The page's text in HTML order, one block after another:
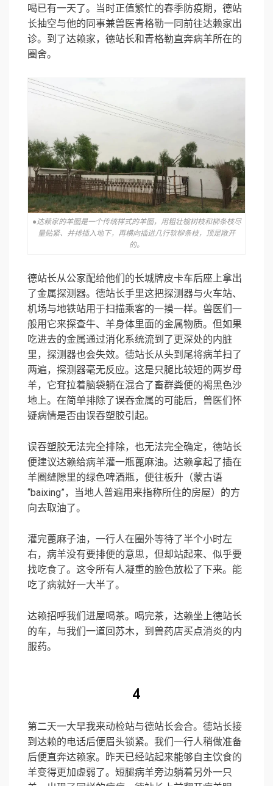
喝已有一天了。当时正值繁忙的春季防疫期，德站
长抽空与他的同事兼兽医青格勒一同前往达赖家出
诊。到了达赖家，德站长和青格勒直奔病羊所在的
圈舍。
●达赖家的羊圈是一个传统样式的羊圈，用粗壮榆树枝和柳条枝尽
量贴紧、并排插入地下，再横向插进几行软柳条枝，顶是敞开
的。
德站长从公家配给他们的长城牌皮卡车后座上拿出
了金属探测器。德站长手里这把探测器与火车站、
机场与地铁站用于扫描乘客的一摸一样。兽医们一
般用它来探查牛、羊身体里面的金属物质。但如果
吃进去的金属通过消化系统流到了更深处的内脏
里，探测器也会失效。德站长从头到尾将病羊扫了
两遍，探测器毫无反应。这是只腿比较短的两岁母
羊，它耷拉着脑袋躺在混合了畜群粪便的褐黑色沙
地上。在简单排除了误吞金属的可能后，兽医们怀
疑病情是否由误吞塑胶引起。
误吞塑胶无法完全排除，也无法完全确定，德站长
便建议达赖给病羊灌一瓶蓖麻油。达赖拿起了插在
羊圈缝隙里的绿色啤酒瓶，便往板升（蒙古语
“baixing”，当地人普遍用来指称所住的房屋）的方
向去取油了。
灌完蓖麻子油，一行人在圈外等待了半个小时左
右，病羊没有要排便的意思，但却站起来、似乎要
找吃食了。这令所有人凝重的脸色放松了下来。能
吃了病就好一大半了。
达赖招呼我们进屋喝茶。喝完茶，达赖坐上德站长
的车，与我们一道回苏木，到兽药店买点消炎的内
服药。
4
第二天一大早我来动检站与德站长会合。德站长接
到达赖的电话后便眉头锁紧。我们一行人稍做准备
后便直奔达赖家。昨天已经站起来能够自主饮食的
羊变得更加虚弱了。短腿病羊旁边躺着另外一只